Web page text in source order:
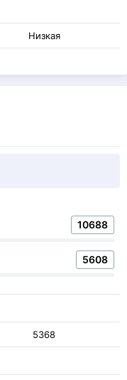
Низкая
10688
5608
5368